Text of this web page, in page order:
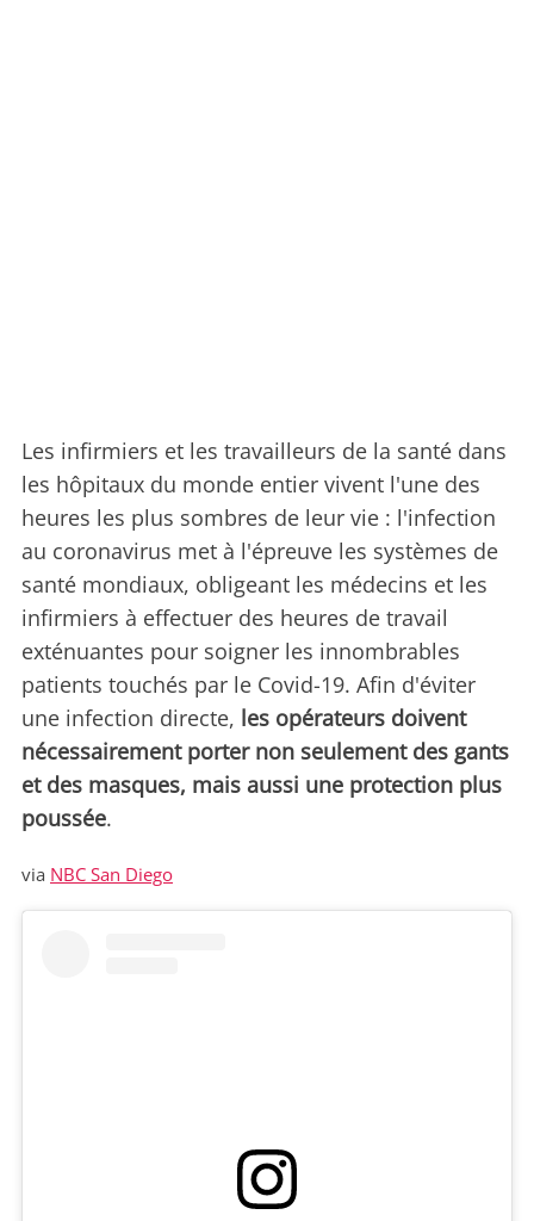
Les infirmiers et les travailleurs de la santé dans
les hôpitaux du monde entier vivent l'une des
heures les plus sombres de leur vie : l'infection
au coronavirus met à l'épreuve les systèmes de
santé mondiaux, obligeant les médecins et les
infirmiers à effectuer des heures de travail
exténuantes pour soigner les innombrables
patients touchés par le Covid-19. Afin d'éviter
une infection directe, les opérateurs doivent
nécessairement porter non seulement des gants
et des masques, mais aussi une protection plus
poussée.
via NBC San Diego